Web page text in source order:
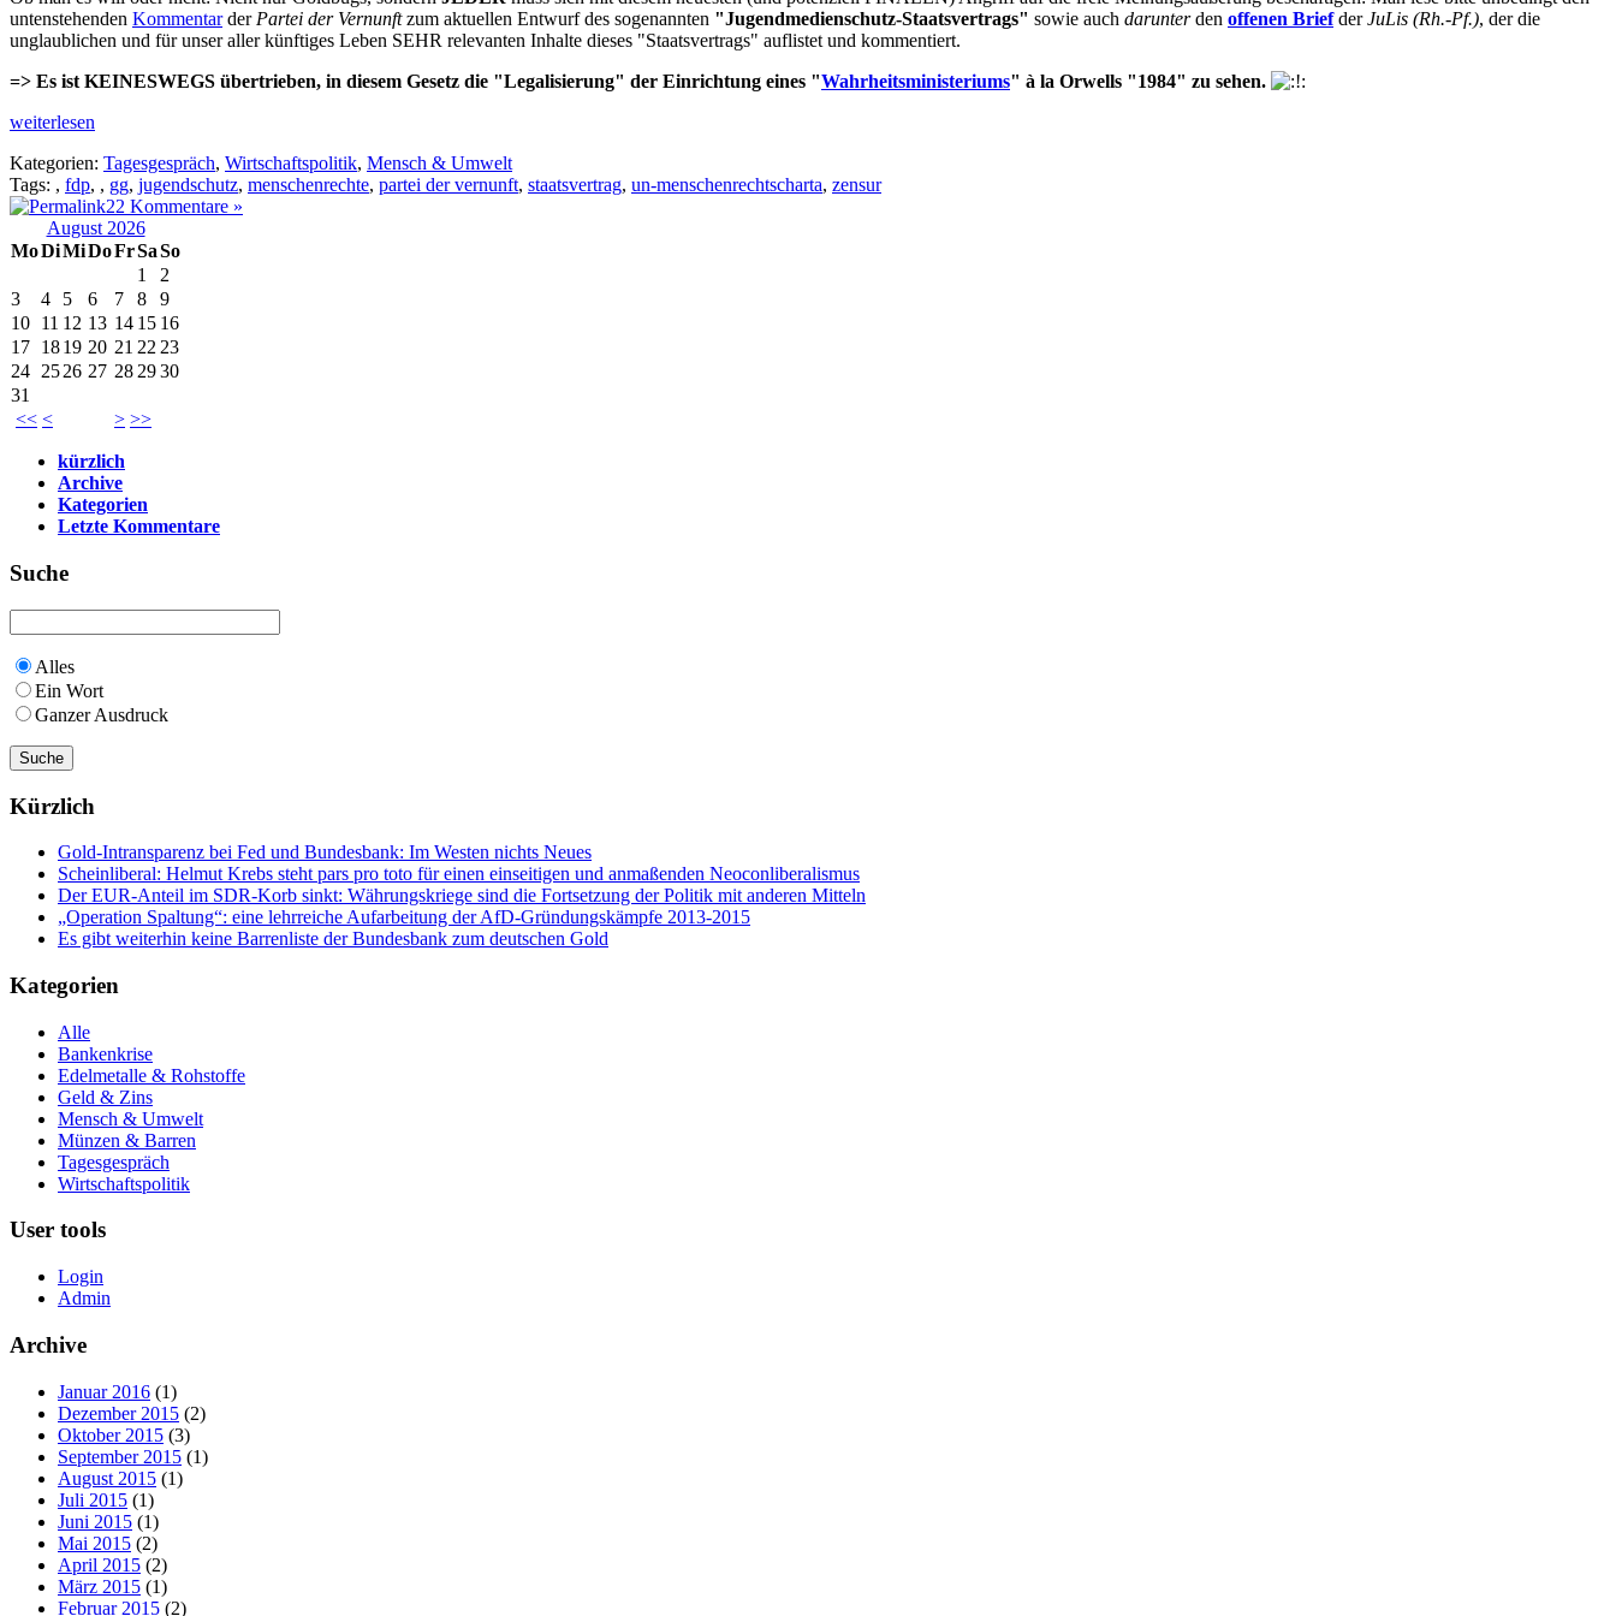
untenstehenden Kommentarder Partei der Vernunftzum aktuellen Entwurf des sogenannten "Jugendmedienschutz-Staatsvertrags" sowie auch darunterden offenen BriefderJuLis (Rh.-Pf.), der die
unglaublichen und für unser aller künftiges Leben SEHR relevanten Inhalte dieses "Staatsvertrags" auflistet und kommentiert.
=> Es ist KEINESWEGS übertrieben, in diesem Gesetz die "Legalisierung" der Einrichtung eines "Wahrheitsministeriums" à la Orwells "1984" zu sehen.
weiterlesen
Kategorien: Tagesgespräch, Wirtschaftspolitik, Mensch & Umwelt
Tags: , fdp, , gg, jugendschutz, menschenrechte, partei der vernunft, staatsvertrag, un-menschenrechtscharta, zensur
22 Kommentare »
August 2026
MoDiMiDoFrSaSo
<< < > >>
1
2
3
4 5 6 7 8
9
10 11 12 13 14 15 16
17 1819 20 21 22 23
24 2526 27 28 2930
31
kürzlich
Archive
Kategorien
Letzte Kommentare
Suche
Alles
Ein Wort
Ganzer Ausdruck
Kürzlich
Gold-Intransparenz bei Fed und Bundesbank: Im Westen nichts Neues
Scheinliberal: Helmut Krebs steht pars pro toto für einen einseitigen und anmaßenden Neoconliberalismus
Der EUR-Anteil im SDR-Korb sinkt: Währungskriege sind die Fortsetzung der Politik mit anderen Mitteln
„Operation Spaltung“: eine lehrreiche Aufarbeitung der AfD-Gründungskämpfe 2013-2015
Es gibt weiterhin keine Barrenliste der Bundesbank zum deutschen Gold
Kategorien
Alle
Bankenkrise
Edelmetalle & Rohstoffe
Geld & Zins
Mensch & Umwelt
Münzen & Barren
Tagesgespräch
Wirtschaftspolitik
User tools
Login
Admin
Archive
Januar 2016 (1)
Dezember 2015 (2)
Oktober 2015 (3)
September 2015 (1)
August 2015 (1)
Juli 2015 (1)
Juni 2015 (1)
Mai 2015 (2)
April 2015 (2)
März 2015 (1)
Februar 2015 (2)